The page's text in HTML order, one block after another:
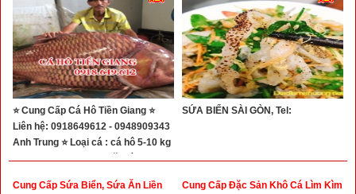
⭐ Cung Cấp Cá Hô Tiền Giang ⭐
Liên hệ: 0918649612 - 0948909343
Anh Trung ⭐ Loại cá : cá hô 5-10 kg
/ con, 10-20kg/ con, hoặc lớn hơn....
SỨA BIỂN SÀI GÒN, Tel:
Cung Cấp Sứa Biển, Sứa Ăn Liền
Cung Cấp Đặc Sản Khô Cá Lìm Kìm